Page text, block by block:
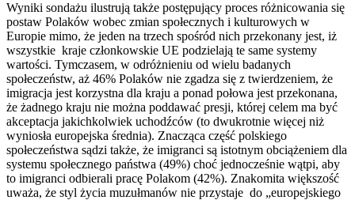
Wyniki sondażu ilustrują także postępujący proces różnicowania się
postaw Polaków wobec zmian społecznych i kulturowych w
Europie mimo, że jeden na trzech spośród nich przekonany jest, iż
wszystkie kraje członkowskie UE podzielają te same systemy
wartości. Tymczasem, w odróżnieniu od wielu badanych
społeczeństw, aż 46% Polaków nie zgadza się z twierdzeniem, że
imigracja jest korzystna dla kraju a ponad połowa jest przekonana,
że żadnego kraju nie można poddawać presji, której celem ma być
akceptacja jakichkolwiek uchodźców (to dwukrotnie więcej niż
wyniosła europejska średnia). Znacząca część polskiego
społeczeństwa sądzi także, że imigranci są istotnym obciążeniem dla
systemu społecznego państwa (49%) choć jednocześnie wątpi, aby
to imigranci odbierali pracę Polakom (42%). Znakomita większość
uważa, że styl życia muzułmanów nie przystaje do „europejskiego